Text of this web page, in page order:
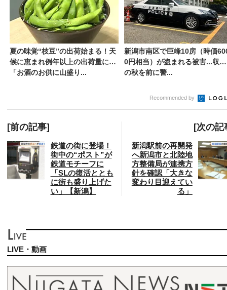
夏の味覚“枝豆”の出荷始まる！天
候に恵まれ例年以上の出荷量に
「お酒のお供に山盛り...
新潟市南区で巨峰10房（時価
0円相当）が盗まれる被害...収穫
の秋を前に警...
Recommended by
[前の記事]
鉄道の街に登場！
街中の“ポスト”が
鉄道モチーフに
「SLの復活ととも
に街も盛り上げた
い」【新潟】
[次の記
新潟駅前の再開発
へ新潟市と北陸地
方整備局が連携方
針を確認「大きな
変わり目迎えてい
る」
LIVE・動画